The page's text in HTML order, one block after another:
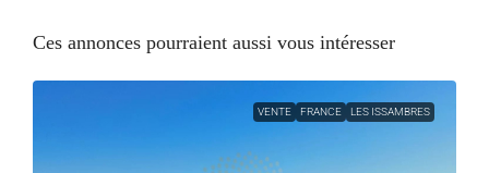
Ces annonces pourraient aussi vous intéresser
VENTE FRANCE LES ISSAMBRES